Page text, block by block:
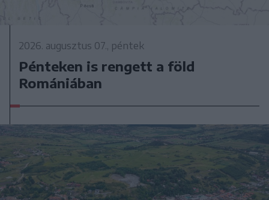
2026. augusztus 07., péntek
Pénteken is rengett a föld
Romániában